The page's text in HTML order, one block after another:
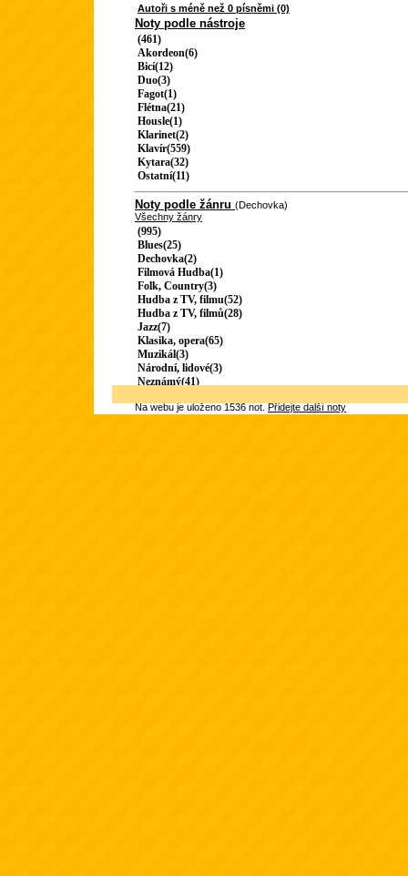
Autoři s méně než 0 písněmi (0)
Noty podle nástroje
(461)
Akordeon(6)
Bicí(12)
Duo(3)
Fagot(1)
Flétna(21)
Housle(1)
Klarinet(2)
Klavír(559)
Kytara(32)
Ostatní(11)
Noty podle žánru (Dechovka)
Všechny žánry
(995)
Blues(25)
Dechovka(2)
Filmová Hudba(1)
Folk, Country(3)
Hudba z TV, filmu(52)
Hudba z TV, filmů(28)
Jazz(7)
Klasika, opera(65)
Muzikál(3)
Národní, lidové(3)
Neznámý(41)
Na webu je uloženo 1536 not.Přidejte další noty